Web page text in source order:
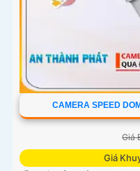
CAMERA SPEED
Giá
Giá